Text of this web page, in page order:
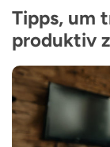
Tipps, um
produktiv